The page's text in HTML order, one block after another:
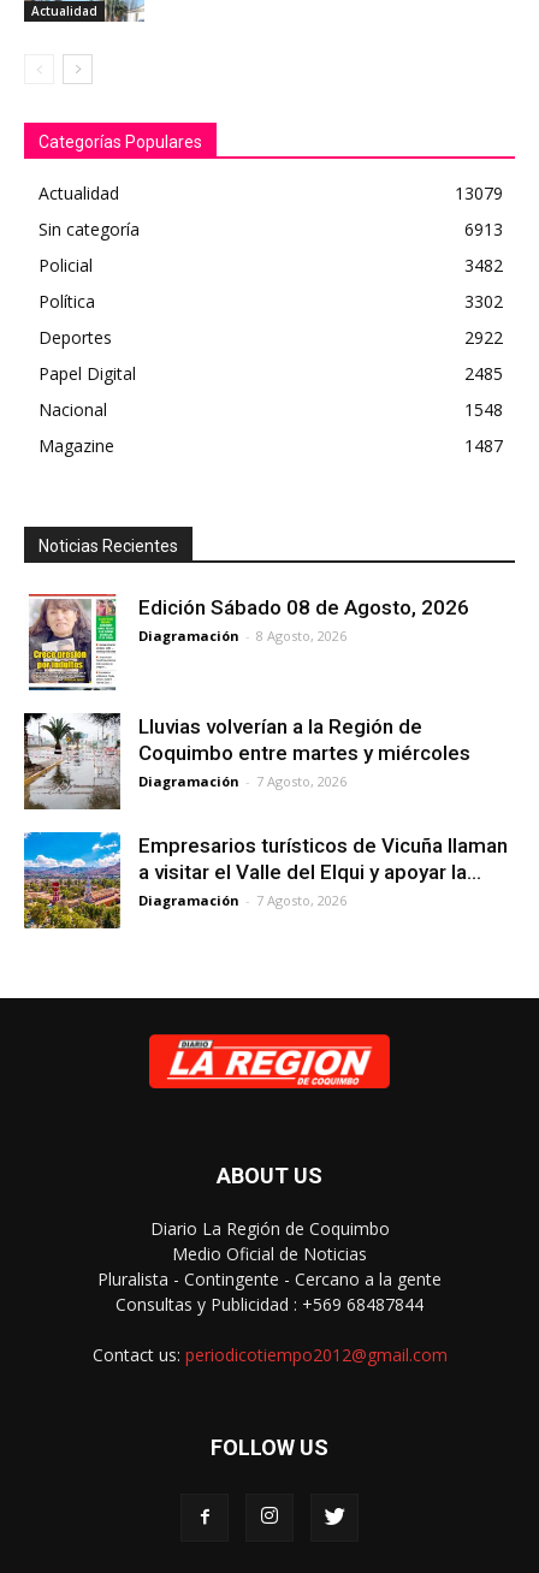
Actualidad
Categorías Populares
Actualidad
13079
Sin categoría
6913
Policial
3482
Política
3302
Deportes
2922
Papel Digital
2485
Nacional
1548
Magazine
1487
Noticias Recientes
Edición Sábado 08 de Agosto, 2026
Diagramación - 8 Agosto, 2026
Lluvias volverían a la Región de
Coquimbo entre martes y miércoles
Diagramación - 7 Agosto, 2026
Empresarios turísticos de Vicuña llaman
a visitar el Valle del Elqui y apoyar la...
Diagramación - 7 Agosto, 2026
ABOUT US
Diario La Región de Coquimbo
Medio Oficial de Noticias
Pluralista - Contingente - Cercano a la gente
Consultas y Publicidad : +569 68487844
Contact us: periodicotiempo2012@gmail.com
FOLLOW US